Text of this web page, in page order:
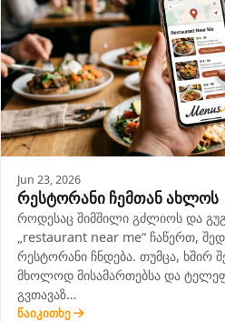
Jun 23, 2026
რესტორანი ჩემთან ახლოს
როდესაც შიმშილი გძლიოს და
„restaurant near me“ ჩაწერთ,
რესტორანი ჩნდება. თუმცა, ხშირ
მხოლოდ მისამართებსა და
გვთავაზ…
წაიკითხე